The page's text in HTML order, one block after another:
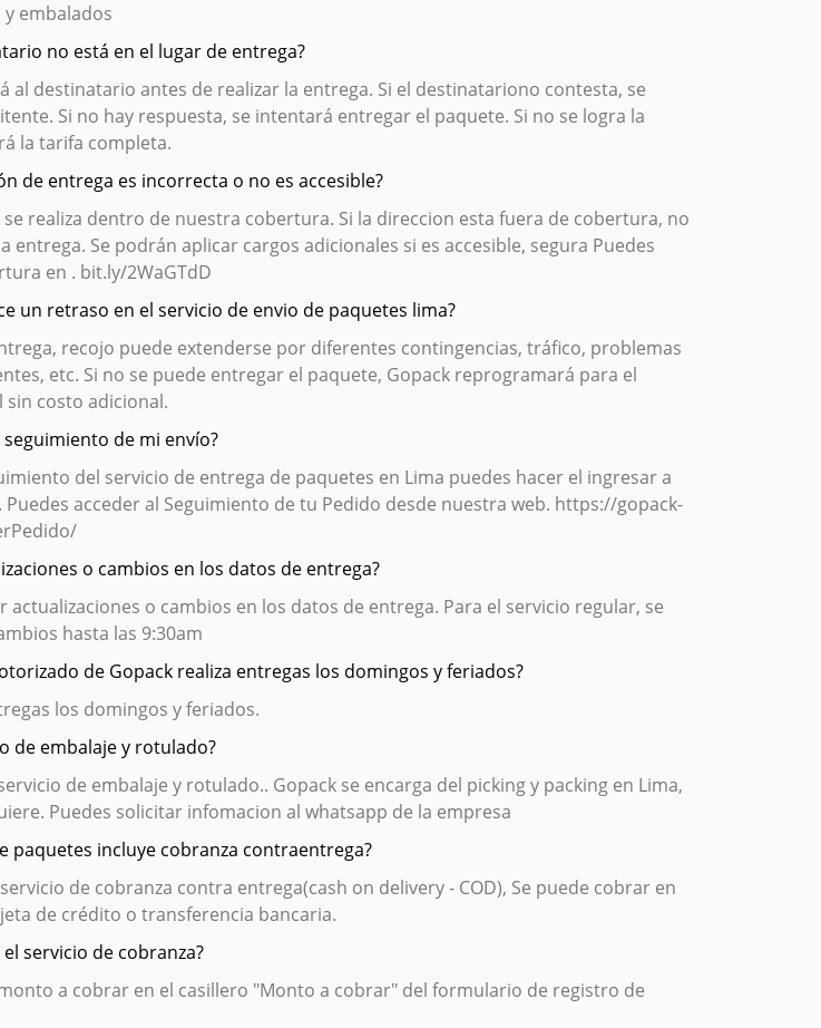
embalados
no está en el lugar de entrega?
al destinatario antes de realizar la entrega. Si el destinatariono contesta, se
Si no hay respuesta, se intentará entregar el paquete. Si no se logra la
la tarifa completa.
de entrega es incorrecta o no es accesible?
realiza dentro de nuestra cobertura. Si la direccion esta fuera de cobertura, no
entrega. Se podrán aplicar cargos adicionales si es accesible, segura Puedes
en . bit.ly/2WaGTdD
un retraso en el servicio de envio de paquetes lima?
recojo puede extenderse por diferentes contingencias, tráfico, problemas
etc. Si no se puede entregar el paquete, Gopack reprogramará para el
sin costo adicional.
de mi envío?
del servicio de entrega de paquetes en Lima puedes hacer el ingresar a
Puedes acceder al Seguimiento de tu Pedido desde nuestra web. https://gopack-
o cambios en los datos de entrega?
actualizaciones o cambios en los datos de entrega. Para el servicio regular, se
hasta las 9:30am
de Gopack realiza entregas los domingos y feriados?
los domingos y feriados.
de embalaje y rotulado?
de embalaje y rotulado.. Gopack se encarga del picking y packing en Lima,
Puedes solicitar infomacion al whatsapp de la empresa
paquetes incluye cobranza contraentrega?
de cobranza contra entrega(cash on delivery - COD), Se puede cobrar en
de crédito o transferencia bancaria.
servicio de cobranza?
a cobrar en el casillero "Monto a cobrar" del formulario de registro de